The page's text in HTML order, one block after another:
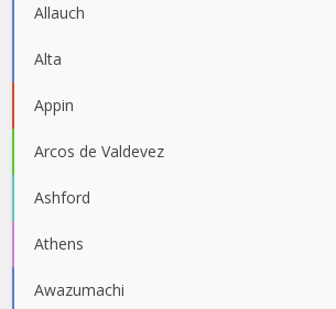
Allauch
Alta
Appin
Arcos de Valdevez
Ashford
Athens
Awazumachi